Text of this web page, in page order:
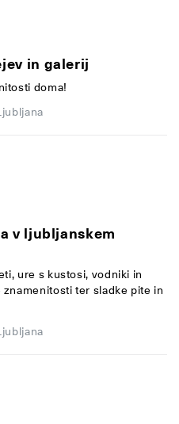
in galerij
doma!
v ljubljanskem
ure s kustosi, vodniki in
ter sladke pite in